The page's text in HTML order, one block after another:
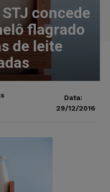
concede
flagrado
de leite
Data:
29/12/2016